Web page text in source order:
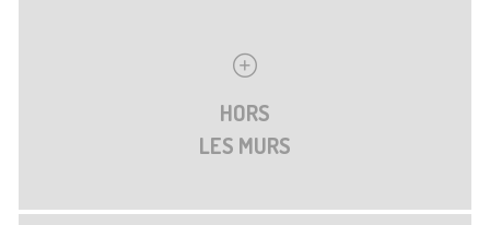
HORS
LES MURS